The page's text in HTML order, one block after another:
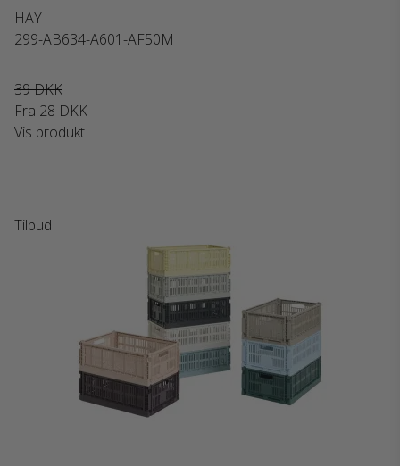
HAY
299-AB634-A601-AF50M
39 DKK
Fra 28 DKK
Vis produkt
Tilbud